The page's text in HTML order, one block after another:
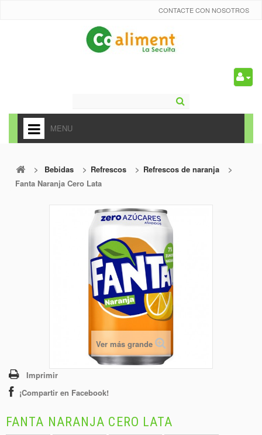
CONTACTE CON NOSOTROS
MENU
+
ALIMENTACIÓN
CARNICERÍA Y CHARCUTERÍA
> Bebidas > Refrescos > Refrescos de naranja
>
Fanta Naranja Cero Lata
Ver más grande
Imprimir
¡Compartir en Facebook!
FANTA NARANJA CERO LATA